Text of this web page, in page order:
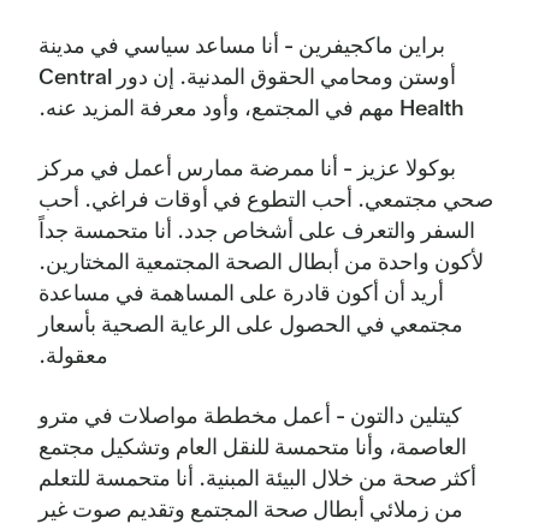
براين ماكجيفرين - أنا مساعد سياسي في مدينة
أوستن ومحامي الحقوق المدنية. إن دور Central
Health مهم في المجتمع، وأود معرفة المزيد عنه.
بوكولا عزيز - أنا ممرضة ممارس أعمل في مركز
صحي مجتمعي. أحب التطوع في أوقات فراغي. أحب
السفر والتعرف على أشخاص جدد. أنا متحمسة جداً
لأكون واحدة من أبطال الصحة المجتمعية المختارين.
أريد أن أكون قادرة على المساهمة في مساعدة
مجتمعي في الحصول على الرعاية الصحية بأسعار
معقولة.
كيتلين دالتون - أعمل مخططة مواصلات في مترو
العاصمة، وأنا متحمسة للنقل العام وتشكيل مجتمع
أكثر صحة من خلال البيئة المبنية. أنا متحمسة للتعلم
من زملائي أبطال صحة المجتمع وتقديم صوت غير